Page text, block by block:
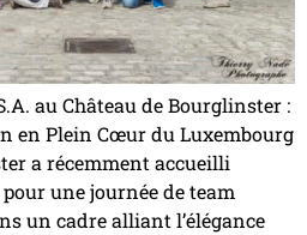
au Château de Bourglinster :
en Plein Cœur du Luxembourg
a récemment accueilli
une journée de team
un cadre alliant l’élégance